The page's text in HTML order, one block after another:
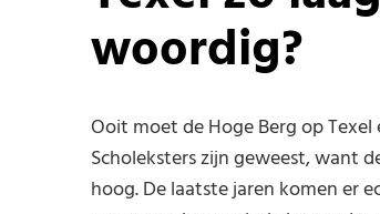
woor­dig?
Ooit moet de Hoge Berg op
Scholeksters zijn geweest, want
hoog. De laatste jaren komen er